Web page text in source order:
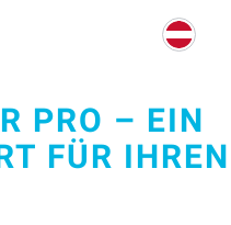
PRO – EIN
FÜR IHREN